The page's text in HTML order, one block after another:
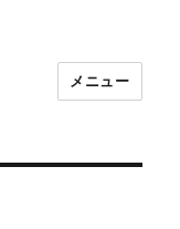
メニュー